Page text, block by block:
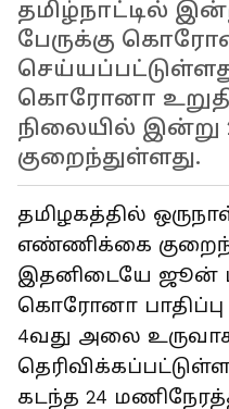
தமிழ்நாட்டில்
பேருக்கு
கொரோனா
நிலையில் இன்று
குறைந்துள்ளது.
தமிழகத்தில்
எண்ணிக்கை
இதனிடையே ஜூன்
கொரோனா பாதிப்பு
4வது அலை
கடந்த 24